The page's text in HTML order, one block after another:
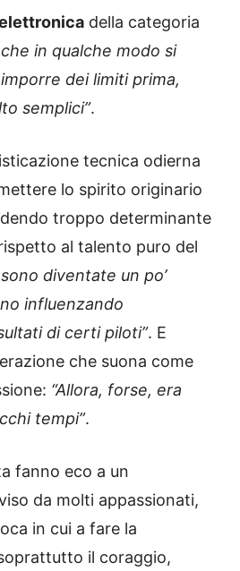
della categoria
in qualche modo si
dei limiti prima,
semplici”.
tecnica odierna
lo spirito originario
troppo determinante
al talento puro del
diventate un po’
influenzando
di certi piloti”. E
che suona come
“Allora, forse, era
tempi”.
fanno eco a un
da molti appassionati,
in cui a fare la
il coraggio,